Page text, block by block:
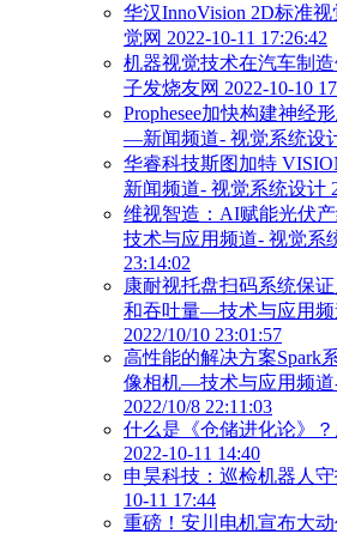
华汉InnoVision 2D标准
觉网 2022-10-11 17:26:42
机器视觉技术在汽车制
子发烧友网 2022-10-10
Prophesee加快构建神经
―新闻频道- 视觉系统设
华睿科技斯图加特
新闻频道- 视觉系统设计
维视智造：AI赋能光伏
技术与应用频道- 视觉系
23:14:02
康耐视托盘扫码系统保
和吞吐量―技术与应用
2022/10/10 23:01:57
高性能的解决方案Spark
像相机―技术与应用频道
2022/10/8 22:11:03
什么是《仓储进化论》
2022-10-11 14:40
申昊科技：巡检机器人
10-11 17:44
重磅！安川电机宣布大